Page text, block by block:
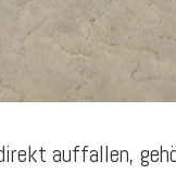
auffallen,